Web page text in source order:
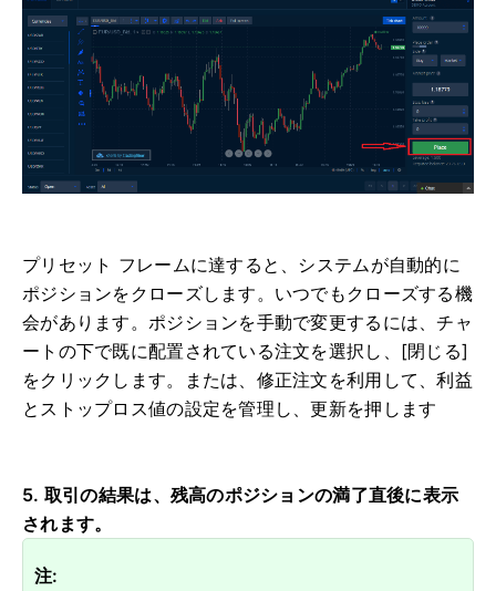
プリセット フレームに達すると、システムが自動的に
ポジションをクローズします。いつでもクローズする機
会があります。ポジションを手動で変更するには、チャ
ートの下で既に配置されている注文を選択し、[閉じる]
をクリックします。
または、修正注文を利用して、利益
とストップロス値の設定を管理し、更新を押します
5. 取引の結果は、残高のポジションの満了直後​​に表示
されます。
注: